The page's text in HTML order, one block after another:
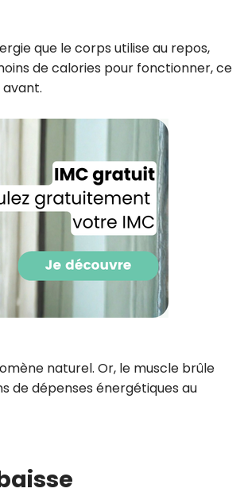
que le corps utilise au repos,
de calories pour fonctionner, ce
naturel. Or, le muscle brûle
de dépenses énergétiques au
Prisma Players analyse le taux d'ouverture
des courriels pour mesurer et optimiser les
performances des campagnes. Nous
pourrons savoir si vous ouvrez les courriels,
l'heure à laquelle vous le faites ainsi que
des informations sur le terminal que vous
utilisez. Pour en savoir plus sur ces traceurs,
voir notrepolitique de confidentialité
Je reçois mon cadeau !
Votre adresse email sera utilisée par Digital Prisma Players pour vous
envoyer votre newsletter contenant des offres commerciales
personnalisées. Vous pourrez vous désinscrire en utilisant le lien de
intégré dans la newsletter. Pour en savoir plus et